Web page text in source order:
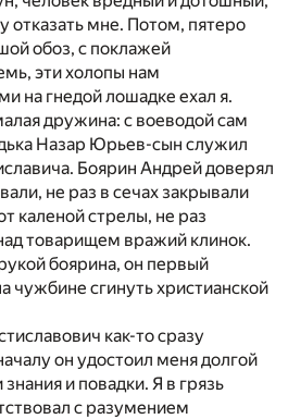
отказать мне. Потом, пятеро
обоз, с поклажей
эти холопы нам
на гнедой лошадке ехал я.
дружина: с воеводой сам
Назар Юрьев-сын служил
Боярин Андрей доверял
не раз в сечах закрывали
каленой стрелы, не раз
товарищем вражий клинок.
боярина, он первый
чужбине сгинуть христианской
как-то сразу
он удостоил меня долгой
и повадки. Я в грязь
с разумением